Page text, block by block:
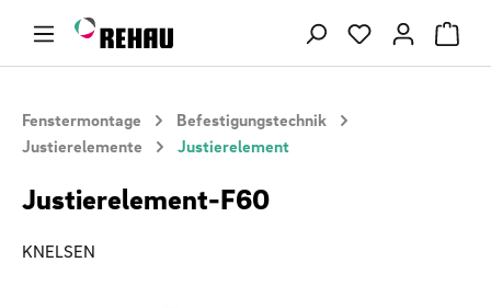
Zum Hauptinhalt springen Du hast 0
Fenstermontage
Befestigungstechnik
Justierelemente
Justierelement
Justierelement-F60
KNELSEN